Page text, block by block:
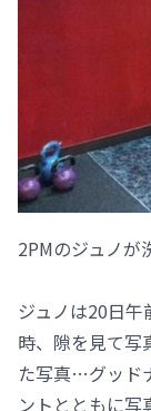
2PMのジュノが
ジュノは20日
時、隙を見て写
た写真…グッド
ントとともに写